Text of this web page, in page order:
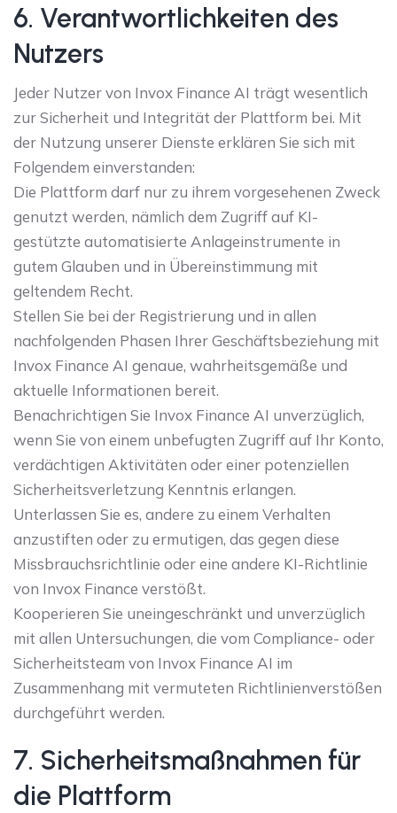
6. Verantwortlichkeiten des
Nutzers
Jeder Nutzer von Invox Finance AI trägt wesentlich
zur Sicherheit und Integrität der Plattform bei. Mit
der Nutzung unserer Dienste erklären Sie sich mit
Folgendem einverstanden:
Die Plattform darf nur zu ihrem vorgesehenen Zweck
genutzt werden, nämlich dem Zugriff auf KI-
gestützte automatisierte Anlageinstrumente in
gutem Glauben und in Übereinstimmung mit
geltendem Recht.
Stellen Sie bei der Registrierung und in allen
nachfolgenden Phasen Ihrer Geschäftsbeziehung mit
Invox Finance AI genaue, wahrheitsgemäße und
aktuelle Informationen bereit.
Benachrichtigen Sie Invox Finance AI unverzüglich,
wenn Sie von einem unbefugten Zugriff auf Ihr Konto,
verdächtigen Aktivitäten oder einer potenziellen
Sicherheitsverletzung Kenntnis erlangen.
Unterlassen Sie es, andere zu einem Verhalten
anzustiften oder zu ermutigen, das gegen diese
Missbrauchsrichtlinie oder eine andere KI-Richtlinie
von Invox Finance verstößt.
Kooperieren Sie uneingeschränkt und unverzüglich
mit allen Untersuchungen, die vom Compliance- oder
Sicherheitsteam von Invox Finance AI im
Zusammenhang mit vermuteten Richtlinienverstößen
durchgeführt werden.
7. Sicherheitsmaßnahmen für
die Plattform